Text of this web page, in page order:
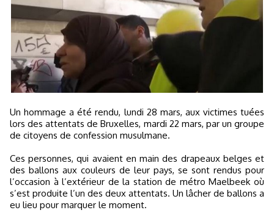
Un hommage a été rendu, lundi 28 mars, aux victimes tuées
lors des attentats de Bruxelles, mardi 22 mars, par un groupe
de citoyens de confession musulmane.
Ces personnes, qui avaient en main des drapeaux belges et
des ballons aux couleurs de leur pays, se sont rendus pour
l’occasion à l’extérieur de la station de métro Maelbeek où
s’est produite l’un des deux attentats. Un lâcher de ballons a
eu lieu pour marquer le moment.